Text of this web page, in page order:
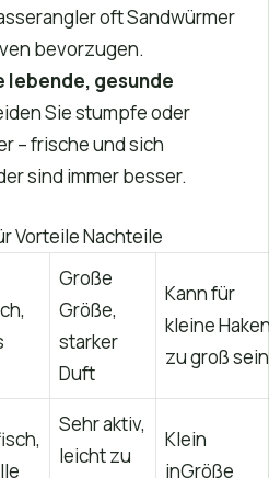
oft Sandwürmer
bevorzugen.
lebende, gesunde
Sie stumpfe oder
– frische und sich
sind immer besser.
Vorteile Nachteile
Große
Größe,
starker
Duft
Kann für
kleine
zu groß sein
Sehr aktiv,
leicht zu
Klein
inGröße